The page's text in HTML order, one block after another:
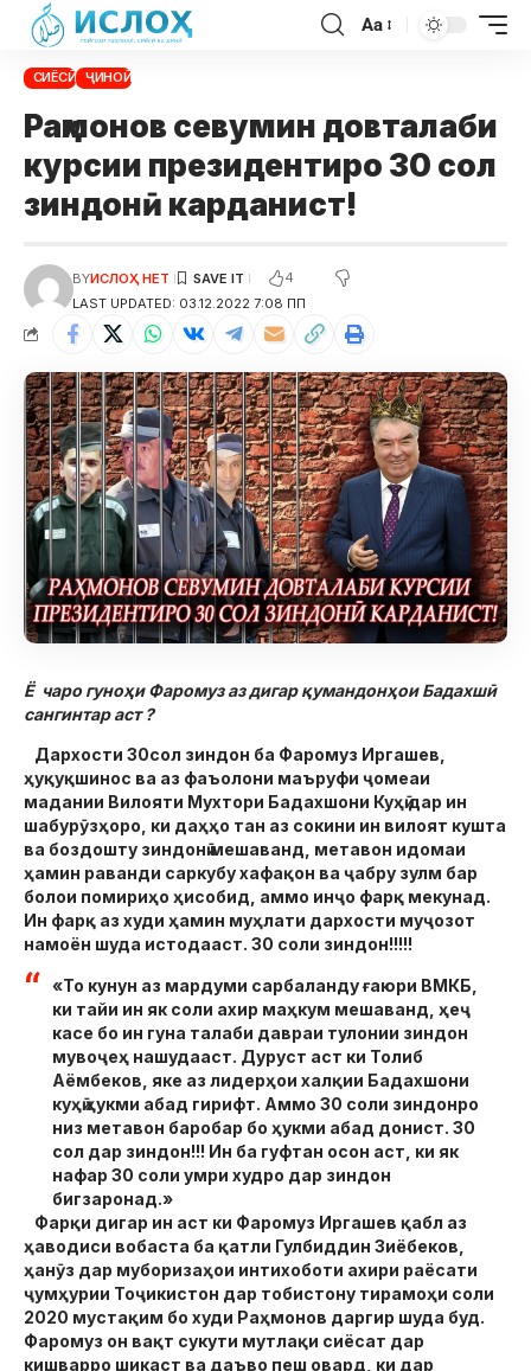
Aa
СИЁСӢ ҶИНОӢ
Раҳмонов севумин довталаби
курсии президентиро 30 сол
зиндонӣ карданист!
LAST UPDATED: 03.12.2022 7:08 ПП
BYИСЛОҲ НЕТ 4
Ё чаро гуноҳи Фаромуз аз дигар қумандонҳои Бадахшӣ
сангинтар аст ?
Дархости 30сол зиндон ба Фаромуз Иргашев,
ҳуқуқшинос ва аз фаъолони маъруфи ҷомеаи
мадании Вилояти Мухтори Бадахшони Куҳӣ дар ин
шабурӯзҳоро, ки даҳҳо тан аз сокини ин вилоят кушта
ва боздошту зиндонӣ мешаванд, метавон идомаи
ҳамин раванди саркубу хафақон ва ҷабру зулм бар
болои помириҳо ҳисобид, аммо инҷо фарқ мекунад.
Ин фарқ аз худи ҳамин муҳлати дархости муҷозот
намоён шуда истодааст. 30 соли зиндон!!!!!
«То кунун аз мардуми сарбаланду ғаюри ВМКБ,
ки тайи ин як соли ахир маҳкум мешаванд, ҳеҷ
касе бо ин гуна талаби давраи тулонии зиндон
мувоҷеҳ нашудааст. Дуруст аст ки Толиб
Аёмбеков, яке аз лидерҳои халқии Бадахшони
куҳӣ ҳукми абад гирифт. Аммо 30 соли зиндонро
низ метавон баробар бо ҳукми абад донист. 30
сол дар зиндон!!! Ин ба гуфтан осон аст, ки як
нафар 30 соли умри худро дар зиндон
бигзаронад.»
Фарқи дигар ин аст ки Фаромуз Иргашев қабл аз
ҳаводиси вобаста ба қатли Гулбиддин Зиёбеков,
ҳанӯз дар муборизаҳои интихоботи ахири раёсати
ҷумҳурии Тоҷикистон дар тобистону тирамоҳи соли
2020 мустақим бо худи Раҳмонов даргир шуда буд.
Фаромуз он вақт сукути мутлақи сиёсат дар
кишварро шикаст ва даъво пеш овард, ки дар